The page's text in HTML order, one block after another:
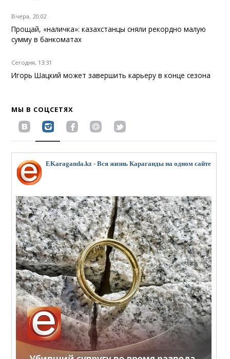
Вчера, 20:02
Прощай, «наличка»: казахстанцы сняли рекордно малую
сумму в банкоматах
Сегодня, 13:31
Игорь Шацкий может завершить карьеру в конце сезона
МЫ В СОЦСЕТЯХ
EKaraganda.kz - Вся жизнь Караганды на одном сайте